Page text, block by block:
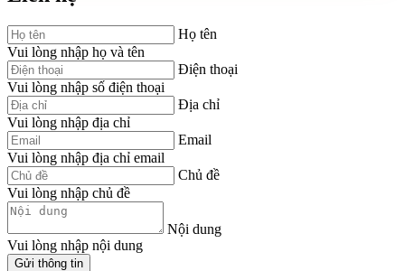
Họ tên
Vui lòng nhập họ và tên
Điện thoại
Vui lòng nhập số điện thoại
Địa chỉ
Vui lòng nhập địa chỉ
Email
Vui lòng nhập địa chỉ email
Chủ đề
Vui lòng nhập chủ đề
Nội dung
Vui lòng nhập nội dung
Gửi thông tin